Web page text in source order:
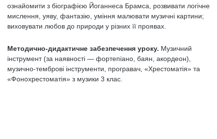
ознайомити з біографією Йоганнеса Брамса, розвивати логічне
мислення, уяву, фантазію, уміння малювати музичні картини;
виховувати любов до природи у різних її проявах.
Методично-дидактичне забезпечення уроку. Музичний
інструмент (за наявності — фортепіано, баян, акордеон),
музично-темброві інструменти, програвач, «Хрестоматія» та
«Фонохрестоматія» з музики 3 клас.